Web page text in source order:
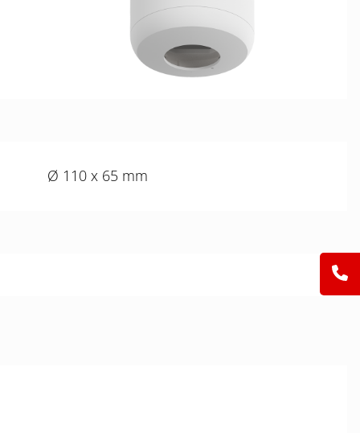
Ø 110 x 65 mm